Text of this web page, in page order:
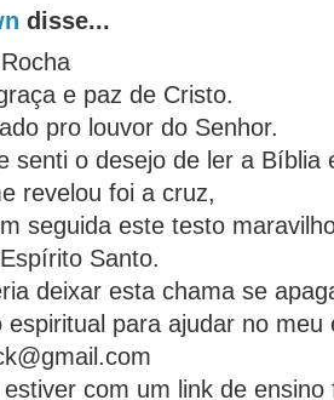
disse...
e paz de Cristo.
pro louvor do Senhor.
senti o desejo de ler a Bíblia
revelou foi a cruz,
seguida este testo
Santo.
deixar esta chama se
espiritual para ajudar no meu
com um link de